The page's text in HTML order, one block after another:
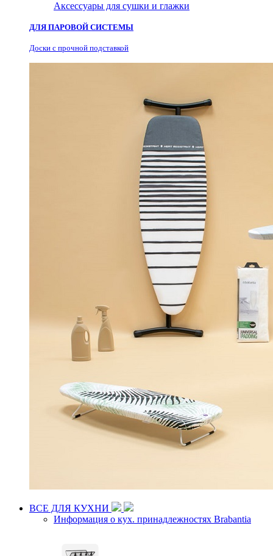
Аксессуары для сушки и глажки
ДЛЯ ПАРОВОЙ СИСТЕМЫ
Доски с прочной подставкой
ВСЕ ДЛЯ КУХНИ
Информация о кух. принадлежностях Brabantia